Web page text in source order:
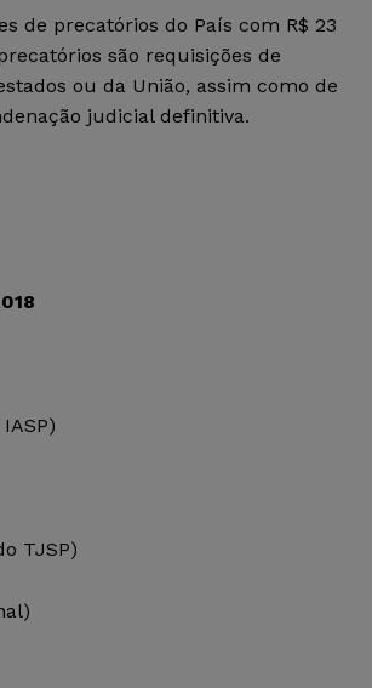
de precatórios do País com R$ 23
são requisições de
ou da União, assim como de
judicial definitiva.
TJSP)